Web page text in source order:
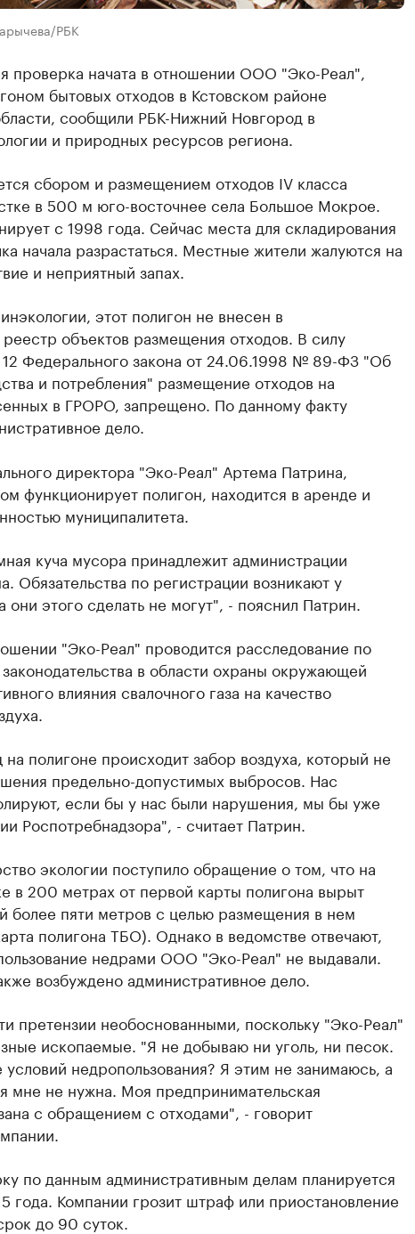
РБК
проверка начата в отношении ООО "Эко-Реал",
бытовых отходов в Кстовском районе
сообщили РБК-Нижний Новгород в
и природных ресурсов региона.
сбором и размещением отходов IV класса
в 500 м юго-восточнее села Большое Мокрое.
с 1998 года. Сейчас места для складирования
начала разрастаться. Местные жители жалуются на
и неприятный запах.
этот полигон не внесен в
объектов размещения отходов. В силу
12 Федерального закона от 24.06.1998 № 89-ФЗ "Об
и потребления" размещение отходов на
в ГРОРО, запрещено. По данному факту
дело.
директора "Эко-Реал" Артема Патрина,
функционирует полигон, находится в аренде и
муниципалитета.
куча мусора принадлежит администрации
Обязательства по регистрации возникают у
они этого сделать не могут", - пояснил Патрин.
"Эко-Реал" проводится расследование по
в области охраны окружающей
влияния свалочного газа на качество
полигоне происходит забор воздуха, который не
предельно-допустимых выбросов. Нас
если бы у нас были нарушения, мы бы уже
Роспотребнадзора", - считает Патрин.
экологии поступило обращение о том, что на
в 200 метрах от первой карты полигона вырыт
более пяти метров с целью размещения в нем
полигона ТБО). Однако в ведомстве отвечают,
недрами ООО "Эко-Реал" не выдавали.
возбуждено административное дело.
претензии необоснованными, поскольку "Эко-Реал"
ископаемые. "Я не добываю ни уголь, ни песок.
недропользования? Я этим не занимаюсь, а
мне не нужна. Моя предпринимательская
с обращением с отходами", - говорит
по данным административным делам планируется
года. Компании грозит штраф или приостановление
до 90 суток.